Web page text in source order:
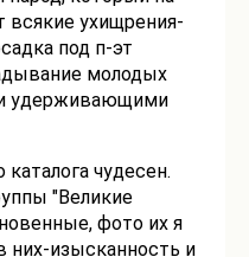
всякие ухищрения-
под п-эт
молодых
удерживающими
чудесен.
"Великие
фото их я
них-изысканность и